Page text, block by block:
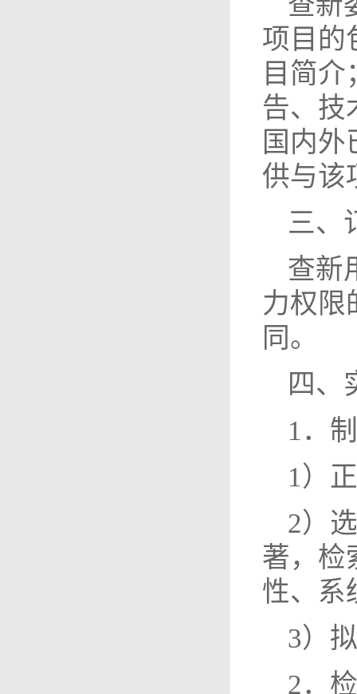
项目的
目简
告、技
国内外
供与该
三、
查新
力权限
同。
四、
1．
1）
2）
著，检
性、系
3）
2．